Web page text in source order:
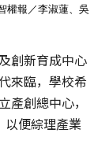
權報／李淑蓮、吳
創新育成中心
來臨，學校希
創總中心，
以便綜理產業